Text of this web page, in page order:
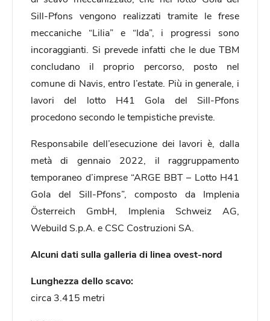
Sill-Pfons vengono realizzati tramite le frese
meccaniche “Lilia” e “Ida”, i progressi sono
incoraggianti. Si prevede infatti che le due TBM
concludano il proprio percorso, posto nel
comune di Navis, entro l’estate. Più in generale, i
lavori del lotto H41 Gola del Sill-Pfons
procedono secondo le tempistiche previste.
Responsabile dell’esecuzione dei lavori è, dalla
metà di gennaio 2022, il raggruppamento
temporaneo d’imprese “ARGE BBT – Lotto H41
Gola del Sill-Pfons”, composto da Implenia
Österreich GmbH, Implenia Schweiz AG,
Webuild S.p.A. e CSC Costruzioni SA.
Alcuni dati sulla galleria di linea ovest-nord
Lunghezza dello scavo:
circa 3.415 metri